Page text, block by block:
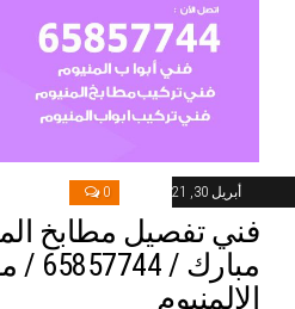
أبريل 30, 2021 0
فني تفصيل مطابخ
الالمنيوم